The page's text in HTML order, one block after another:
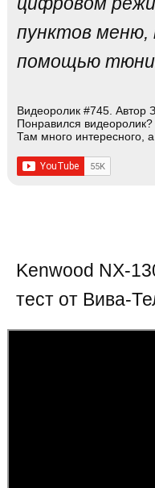
пунктов меню,
помощью
Видеоролик #745. Автор
Понравился
Там много интересного,
Kenwood NX-
тест от Вива-